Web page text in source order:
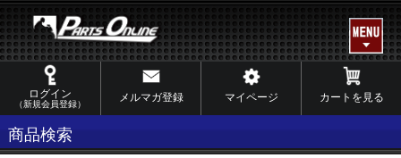
ログイン
（新規会員登録）
メルマガ登録 マイページ カートを見る
商品検索